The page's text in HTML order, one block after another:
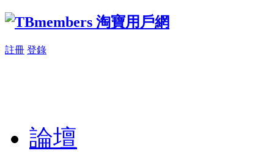
註冊 登錄
論壇